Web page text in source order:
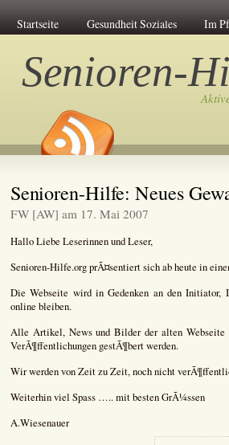
Startseite Gesundheit Soziales Im
Senioren-
Senioren-Hilfe: Neues
FW [AW] am 17. Mai 2007
Hallo Liebe Leserinnen und Leser,
Senioren-Hilfe.org prÃ¤sentiert sich ab heute in
Die Webseite wird in Gedenken an den Initiator,
online bleiben.
Alle Artikel, News und Bilder der alten Webseite
VerÃ¶ffentlichungen gestÃ¶bert werden.
Wir werden von Zeit zu Zeit, noch nicht
Weiterhin viel Spass ….. mit besten GrÃ¼ssen
A.Wiesenauer